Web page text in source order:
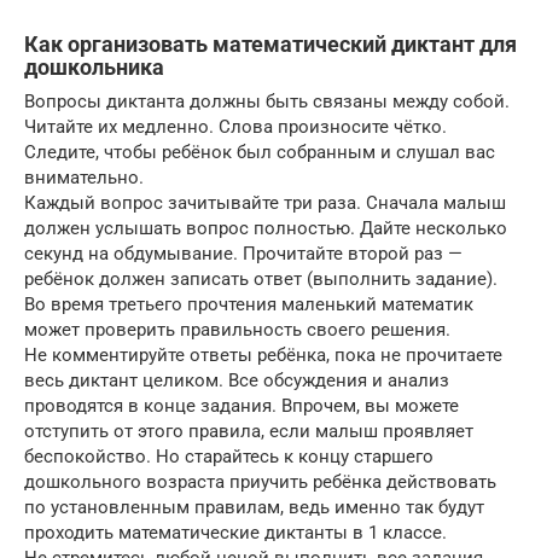
Как организовать математический диктант для
дошкольника
Вопросы диктанта должны быть связаны между собой.
Читайте их медленно. Слова произносите чётко.
Следите, чтобы ребёнок был собранным и слушал вас
внимательно.
Каждый вопрос зачитывайте три раза. Сначала малыш
должен услышать вопрос полностью. Дайте несколько
секунд на обдумывание. Прочитайте второй раз —
ребёнок должен записать ответ (выполнить задание).
Во время третьего прочтения маленький математик
может проверить правильность своего решения.
Не комментируйте ответы ребёнка, пока не прочитаете
весь диктант целиком. Все обсуждения и анализ
проводятся в конце задания. Впрочем, вы можете
отступить от этого правила, если малыш проявляет
беспокойство. Но старайтесь к концу старшего
дошкольного возраста приучить ребёнка действовать
по установленным правилам, ведь именно так будут
проходить математические диктанты в 1 классе.